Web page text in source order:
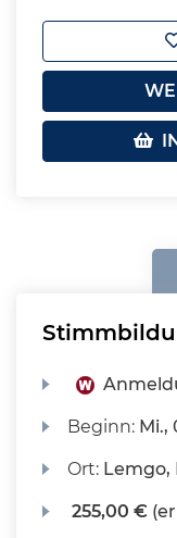
IN
Beginn: Mi.,
Ort: Lemgo,
255,00 €